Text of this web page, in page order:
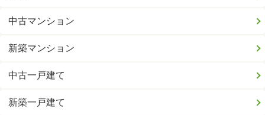
中古マンション
新築マンション
中古一戸建て
新築一戸建て